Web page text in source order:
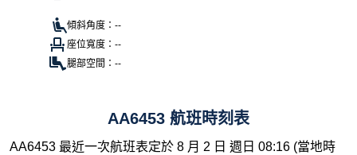
傾斜角度：--
座位寬度：--
腿部空間：--
AA6453 航班時刻表
AA6453 最近一次航班表定於 8 月 2 日 週日 08:16 (當地時